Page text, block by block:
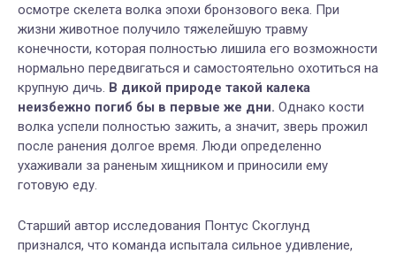
осмотре скелета волка эпохи бронзового века. При
жизни животное получило тяжелейшую травму
конечности, которая полностью лишила его возможности
нормально передвигаться и самостоятельно охотиться на
крупную дичь. В дикой природе такой калека
неизбежно погиб бы в первые же дни. Однако кости
волка успели полностью зажить, а значит, зверь прожил
после ранения долгое время. Люди определенно
ухаживали за раненым хищником и приносили ему
готовую еду.
Старший автор исследования Понтус Скоглунд
признался, что команда испытала сильное удивление,